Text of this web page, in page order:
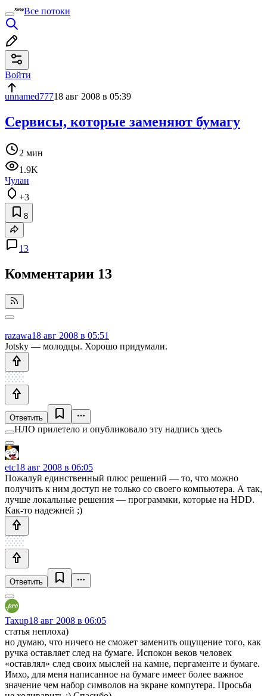
Все потоки
Войти
unnamed77718 авг 2008 в 05:39
Сервисы, которые заменяют бумагу
2 мин
1.9K
Чулан
+3
8
13
Комментарии 13
razawa18 авг 2008 в 05:51
Jotsky — молодцы. Хорошо придумали.
Ответить
НЛО прилетело и опубликовало эту надпись здесь
etc18 авг 2008 в 06:05
Пожалуй единственный плюс решений — то, что можно
получить к ним доступ не только со своего компьютера. А так,
лучше локальные решения — программки, которые на HDD.
Как-то надежней ;)
Ответить
Taxup18 авг 2008 в 06:05
статья неплоха)
но думаю, что ничего не сможет заменить ощущение того, как
ручка оставляет след на бумаге. Испокон веков человек
«оставлял» след своих мыслей на камне, пергаменте и бумаге.
Имхо, для меня написанное на бумаге имеет более важное
значение чем набор символов на экране компутера. Просьба